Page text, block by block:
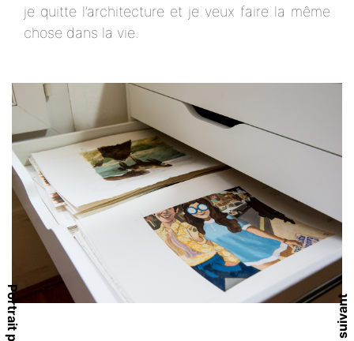
je quitte l’architecture et je veux faire la même
chose dans la vie.